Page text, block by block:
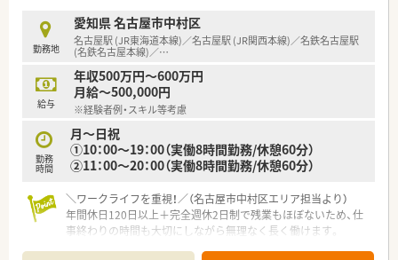
【法人特徴について】
■埼玉県北部を中心に複数の店舗を展開しており、地域医療への
貢献をモットーに地域住民の健康をサポートしています。
■どの店舗も家庭的な雰囲気で働きやすい環境が整っており、従
業員同士のコミュニケーションが活発で風通しが良いです。
■地域の中核病院前に実践的な研修センターを設置しており、社
員の教育やスキルアップを法人全体で支援しております。
【こんな方が活躍中】
せながら、イキイキとメリハリをつけて働くスタッフが多いで
す。
■幅広い科目の処方箋を経験することで、薬剤師としてのスキル
勤務地
愛知県 名古屋市中村区
名古屋駅 (JR東海道本線)／名古屋駅 (JR関西本線)／名鉄名古屋駅
(名鉄名古屋本線)／…
給与
年収500万円～600万円
月給～500,000円
※経験者例・スキル等考慮
勤務
時間
月～日祝
①10：00～19：00（実働8時間勤務/休憩60分）
②11：00～20：00（実働8時間勤務/休憩60分）
＼ワークライフを重視！／（名古屋市中村区エリア担当より）
年間休日120日以上＋完全週休2日制で残業もほぼないため、仕
事終わりの時間も大切にしながら無理なく長く働けます。